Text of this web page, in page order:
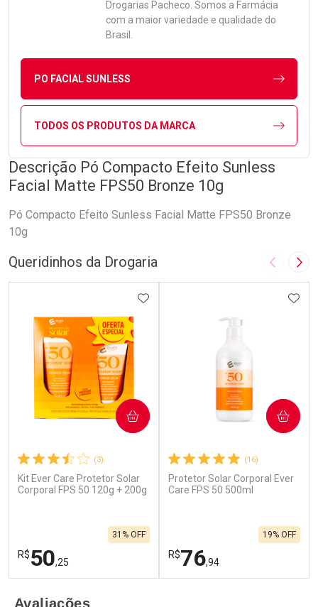
Drogarias Pacheco. Somos a Farmácia
com a maior variedade e qualidade do
Brasil.
PO FACIAL SUNLESS
TODOS OS PRODUTOS DA MARCA
Descrição Pó Compacto Efeito Sunless
Facial Matte FPS50 Bronze 10g
Pó Compacto Efeito Sunless Facial Matte FPS50 Bronze
10g
Queridinhos da Drogaria Imagem
(3)
Kit Ever Care Protetor Solar
Corporal FPS 50 120g + 200g
R$50,25
31% OFF
ADICIONAR AOS FAVORITOS
COMPRAR
(16)
Protetor Solar Corporal Ever
Care FPS 50 500ml
R$76,94
19% OFF
COMPRAR
Avaliações